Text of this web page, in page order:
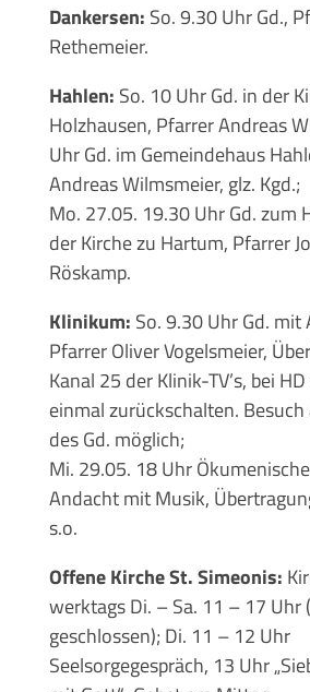
Dankersen: So. 9.30 Uhr Gd.,
Rethemeier.
Hahlen: So. 10 Uhr Gd. in der
Holzhausen, Pfarrer Andreas
Uhr Gd. im Gemeindehaus
Andreas Wilmsmeier, glz. Kgd.;
Mo. 27.05. 19.30 Uhr Gd. zum
der Kirche zu Hartum, Pfarrer
Röskamp.
Klinikum: So. 9.30 Uhr Gd. mit
Pfarrer Oliver Vogelsmeier,
Kanal 25 der Klinik-TV’s, bei
einmal zurückschalten.
des Gd. möglich;
Mi. 29.05. 18 Uhr
Andacht mit Musik,
s.o.
Offene Kirche St. Simeonis:
werktags Di. – Sa. 11 – 17 Uhr
geschlossen); Di. 11 – 12 Uhr
Seelsorgegespräch, 13 Uhr